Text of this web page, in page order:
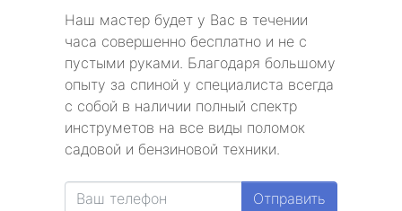
Наш мастер будет у Вас в течении
часа совершенно бесплатно и не с
пустыми руками. Благодаря большому
опыту за спиной у специалиста всегда
с собой в наличии полный спектр
инструметов на все виды поломок
садовой и бензиновой техники.
Отправить